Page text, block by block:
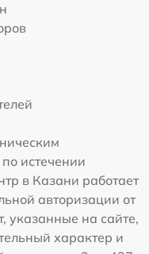
истечении
в Казани работает
авторизации от
указанные на сайте,
характер и